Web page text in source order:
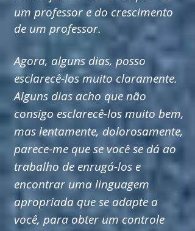
um professor e do crescimento
de um professor.
Agora, alguns dias, posso
esclarecê-los muito claramente.
Alguns dias acho que não
consigo esclarecê-los muito bem,
mas lentamente, dolorosamente,
parece-me que se você se dá ao
trabalho de enrugá-los e
encontrar uma linguagem
apropriada que se adapte a
você, para obter um controle